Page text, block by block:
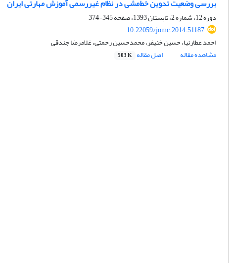
بررسی وضعیت تدوین خط‌مشی در نظام غیررسمی آموزش مهارتی ایران
دوره 12، شماره 2، تابستان 1393، صفحه
345-374
10.22059/jomc.2014.51187
احمد عطارنیا، حسین خنیفر، محمدحسین رحمتی، غلامرضا جندقی
مشاهده مقاله
اصل مقاله 503 K